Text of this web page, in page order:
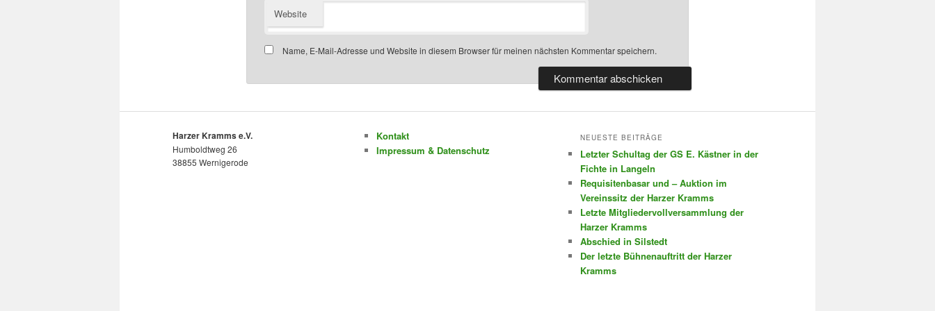
Website
Name, E-Mail-Adresse und Website in diesem Browser für meinen nächsten Kommentar speichern.
Harzer Kramms e.V.
Humboldtweg 26
38855 Wernigerode
Kontakt
Impressum & Datenschutz
NEUESTE BEITRÄGE
Letzter Schultag der GS E. Kästner in der
Fichte in Langeln
Requisitenbasar und – Auktion im
Vereinssitz der Harzer Kramms
Letzte Mitgliedervollversammlung der
Harzer Kramms
Abschied in Silstedt
Der letzte Bühnenauftritt der Harzer
Kramms